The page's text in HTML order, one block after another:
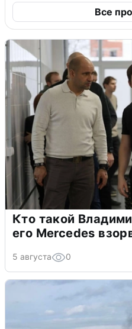
Все
Кто такой
его Mercedes
5 августа 0